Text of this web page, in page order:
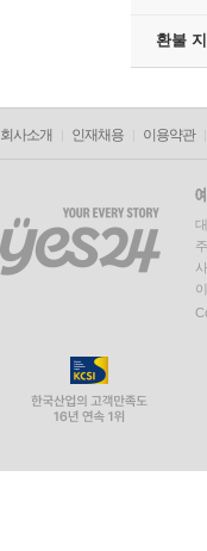
환불
회사소개 인재채용 이용약관